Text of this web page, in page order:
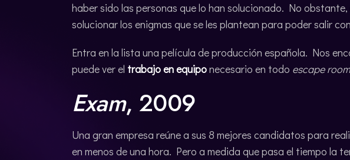
haber sido las personas que lo han solucionado. No
solucionar los enigmas que se les plantean para poder salir
Entra en la lista una película de producción española. Nos
puede ver el trabajo en equiponecesario en todo escape room
Exam, 2009
Una gran empresa reúne a sus 8 mejores candidatos para
en menos de una hora. Pero a medida que pasa el tiempo la